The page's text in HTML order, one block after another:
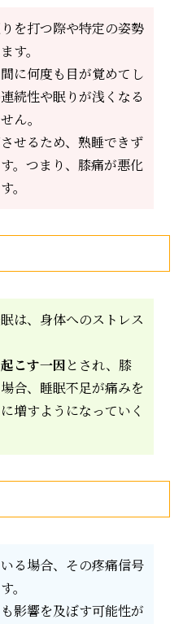
を打つ際や特定の姿勢
す。
に何度も目が覚めてし
続性や眠りが浅くなる
ん。
せるため、熟睡できず
。つまり、膝痛が悪化
。
は、身体へのストレス
こす一因とされ、膝
合、睡眠不足が痛みを
増すようになっていく
る場合、その疼痛信号
。
影響を及ぼす可能性が